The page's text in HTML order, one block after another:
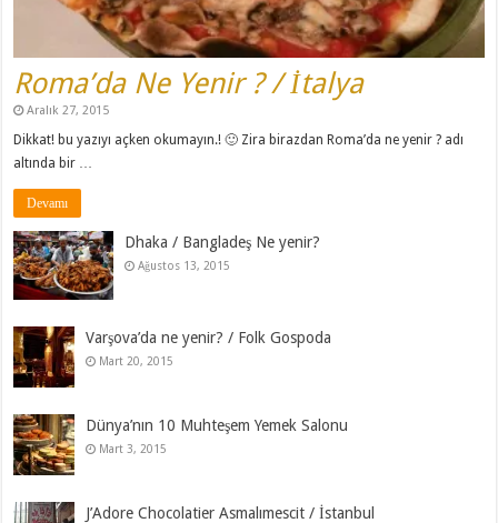
Roma’da Ne Yenir ? / İtalya
Aralık 27, 2015
Dikkat! bu yazıyı açken okumayın.! 🙂 Zira birazdan Roma’da ne yenir ? adı
altında bir …
Devamı
Dhaka / Bangladeş Ne yenir?
Ağustos 13, 2015
Varşova’da ne yenir? / Folk Gospoda
Mart 20, 2015
Dünya’nın 10 Muhteşem Yemek Salonu
Mart 3, 2015
J’Adore Chocolatier Asmalımescit / İstanbul